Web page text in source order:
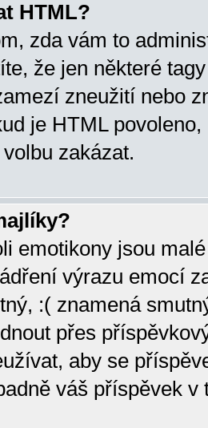
HTML?
zda vám to
že jen některé
zneužití nebo
je HTML
zakázat.
emotikony jsou
výrazu emocí
:( znamená
přes
aby se
váš příspěvek v